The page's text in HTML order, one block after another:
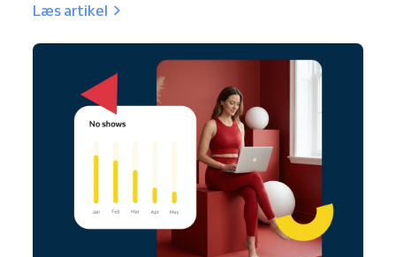
Læs artikel